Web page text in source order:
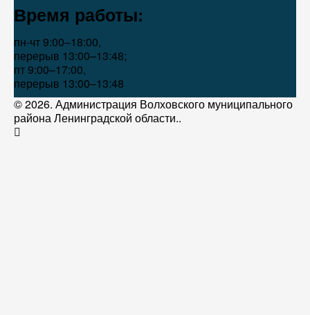
Время работы:
пн-чт 9:00–18:00,
перерыв 13:00–13:48;
пт 9:00–17:00,
перерыв 13:00–13:48
© 2026. Администрация Волховского муниципального
района Ленинградской области..